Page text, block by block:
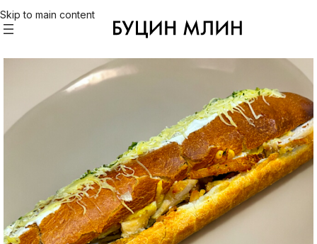
Skip to main content